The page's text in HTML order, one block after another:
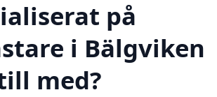
på
i Bälgviken
med?